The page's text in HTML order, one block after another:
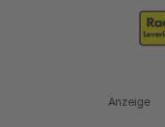
Anzeige